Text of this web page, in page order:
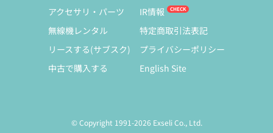
アクセサリ・パーツ
無線機レンタル
リースする(サブスク)
中古で購入する
IR情報
特定商取引法表記
プライバシーポリシー
English Site
© Copyright 1991-2026 Exseli Co., Ltd.